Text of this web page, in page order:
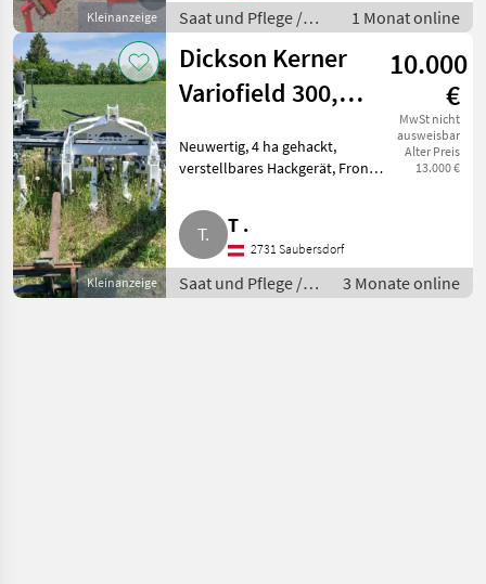
Kleinanzeige
Säsc
Saat und Pflege /
Sonstige Maschinen
Saat und Pflege
1 Monat online
Kleinanzeige
Dickson Kerner
Variofield 300, 4-
10.000
€
MwSt nicht
ausweisbar
Alter Preis
13.000 €
Neuwertig, 4 ha gehackt,
verstellbares Hackgerät, Front-
Variofield 300. Reihenweite
durch Schnellverschluss zu
verstellen. Verschiede
T .
2731 Saubersdorf
Saat und Pflege /
Sonstige
3 Monate online